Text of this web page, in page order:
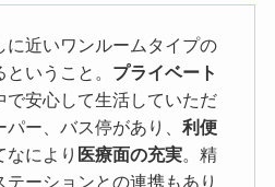
に近いワンルームタイプの
いうこと。 プライベート
で安心して生活していただ
パー、バス停があり、利便
なにより 医療面の充実。精
ーションとの連携もあり